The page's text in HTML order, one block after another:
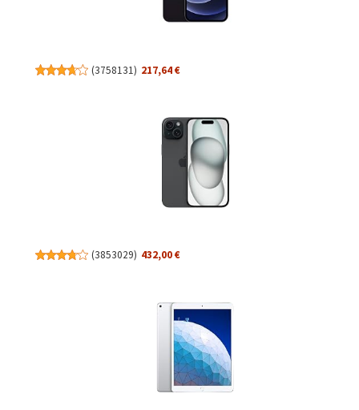
(3758131) 217,64 €
(3853029) 432,00 €